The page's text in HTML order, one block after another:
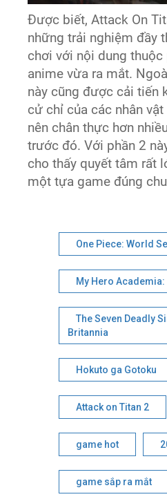
Được biết, Attack On
những trải nghiệm đầy
chơi với nội dung thuộc
anime vừa ra mắt.
này cũng được cải tiến
cử chỉ của các nhân
nên chân thực hơn
trước đó. Với phần 2
cho thấy quyết tâm rất
một tựa game đúng
One Piece: World
My Hero Academia:
The Seven Deadly
Britannia
Hokuto ga Gotoku
Attack on Titan 2
game hot
game sắp ra mắt